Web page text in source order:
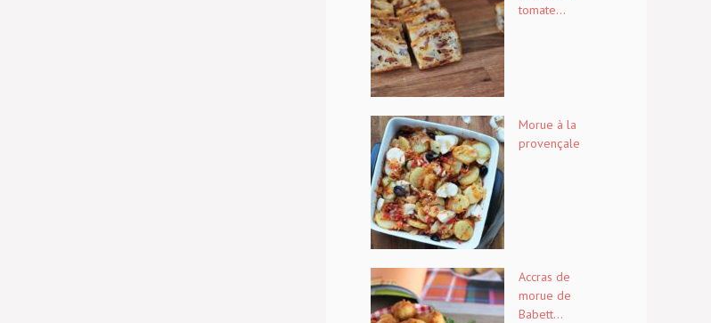
tomate...
Morue à la
provençale
Accras de
morue de
Babett...